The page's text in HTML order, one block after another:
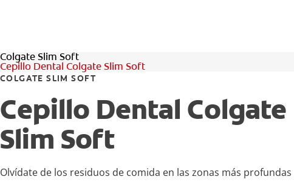
Colgate Slim Soft
Cepillo Dental Colgate Slim Soft
COLGATE SLIM SOFT
Cepillo Dental Colgate
Slim Soft
Olvídate de los residuos de comida en las zonas más